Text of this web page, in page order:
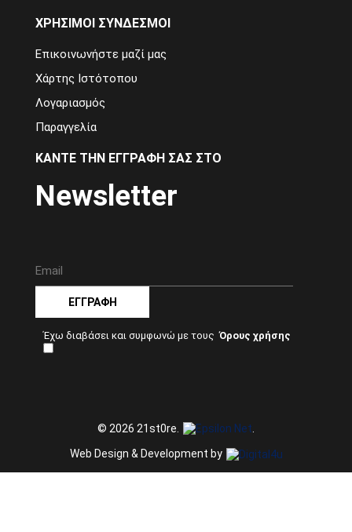
ΧΡΉΣΙΜΟΙ ΣΎΝΔΕΣΜΟΙ
Επικοινωνήστε μαζί μας
Χάρτης Ιστότοπου
Λογαριασμός
Παραγγελία
ΚΆΝΤΕ ΤΗΝ ΕΓΓΡΑΦΉ ΣΑΣ ΣΤΟ
Newsletter
ΕΓΓΡΑΦΉ
Έχω διαβάσει και συμφωνώ με τους
© 2026 21st0re.
Web Design & Development by